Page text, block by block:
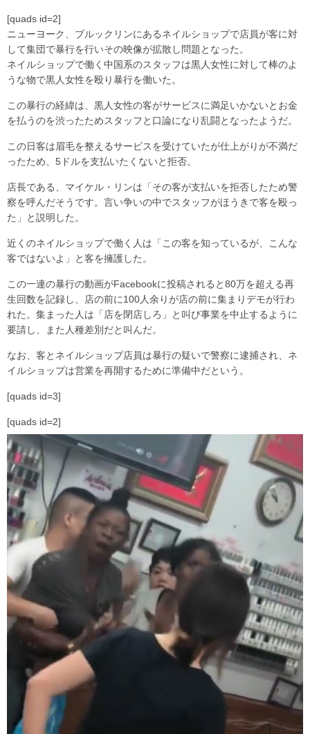
[quads id=2]
ニューヨーク、ブルックリンにあるネイルショップで店員が客に対
して集団で暴行を行いその映像が拡散し問題となった。
ネイルショップで働く中国系のスタッフは黒人女性に対して棒のよ
うな物で黒人女性を殴り暴行を働いた。
この暴行の経緯は、黒人女性の客がサービスに満足いかないとお金
を払うのを渋ったためスタッフと口論になり乱闘となったようだ。
この日客は眉毛を整えるサービスを受けていたが仕上がりが不満だ
ったため、5ドルを支払いたくないと拒否。
店長である、マイケル・リンは「その客が支払いを拒否したため警
察を呼んだそうです。言い争いの中でスタッフがほうきで客を殴っ
た」と説明した。
近くのネイルショップで働く人は「この客を知っているが、こんな
客ではないよ」と客を擁護した。
この一連の暴行の動画がFacebookに投稿されると80万を超える再
生回数を記録し、店の前に100人余りが店の前に集まりデモが行わ
れた。集まった人は「店を閉店しろ」と叫び事業を中止するように
要請し、また人種差別だと叫んだ。
なお、客とネイルショップ店員は暴行の疑いで警察に逮捕され、ネ
イルショップは営業を再開するために準備中だという。
[quads id=3]
[quads id=2]